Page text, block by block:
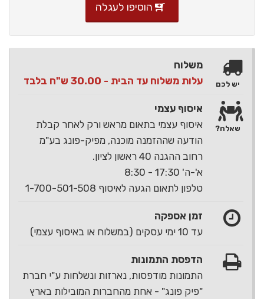
הוסיפו לעגלה
משלוח
עלות משלוח עד הבית - 30.00 ש"ח בלבד
איסוף עצמי
איסוף עצמי בתאום מראש ורק לאחר קבלת
הודעה שההזמנה מוכנה, מפיק-פונג בע"מ
רחוב ההגנה 40 ראשון לציון.
א'-ה' 17:30 - 8:30
טלפון לתאום הגעה לאיסוף 1-700-501-508
זמן אספקה
עד 10 ימי עסקים (במשלוח או באיסוף עצמי)
הדפסת התמונות
התמונות מודפסות, נארזות ונשלחות ע"י חברת
"פיק פונג" - אחת מהחברות המובילות בארץ
יש לכם
שאלה?